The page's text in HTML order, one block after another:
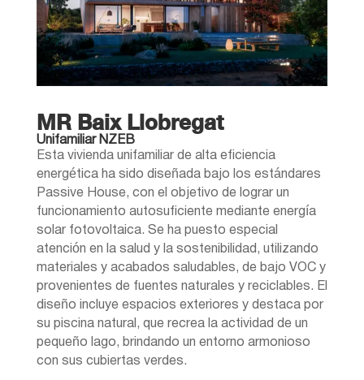
MR Baix Llobregat
Unifamiliar NZEB
Esta vivienda unifamiliar de alta eficiencia
energética ha sido diseñada bajo los estándares
Passive House, con el objetivo de lograr un
funcionamiento autosuficiente mediante energía
solar fotovoltaica. Se ha puesto especial
atención en la salud y la sostenibilidad, utilizando
materiales y acabados saludables, de bajo VOC y
provenientes de fuentes naturales y reciclables. El
diseño incluye espacios exteriores y destaca por
su piscina natural, que recrea la actividad de un
pequeño lago, brindando un entorno armonioso
con sus cubiertas verdes.